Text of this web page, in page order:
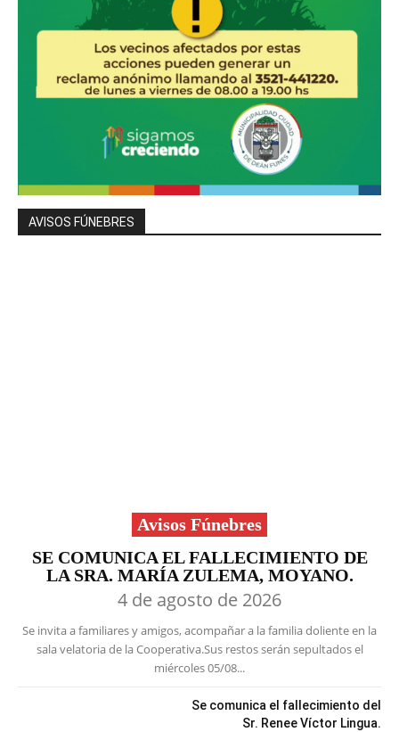
AVISOS FÚNEBRES
Avisos Fúnebres
SE COMUNICA EL FALLECIMIENTO DE
LA SRA. MARÍA ZULEMA, MOYANO.
4 de agosto de 2026
Se invita a familiares y amigos, acompañar a la familia doliente en la
sala velatoria de la Cooperativa.Sus restos serán sepultados el
miércoles 05/08...
Se comunica el fallecimiento del
Sr. Renee Víctor Lingua.